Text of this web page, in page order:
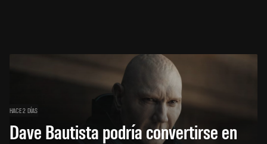
HACE 2 DÍAS
Dave Bautista podría convertirse en